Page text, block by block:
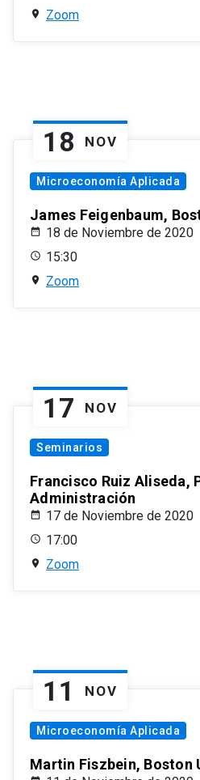
Zoom
18 NOV
Microeconomía Aplicada
James Feigenbaum,
18 de Noviembre de 2020
15:30
Zoom
17 NOV
Seminarios
Francisco Ruiz Aliseda,
Administración
17 de Noviembre de 2020
17:00
Zoom
11 NOV
Microeconomía Aplicada
Martin Fiszbein, Boston